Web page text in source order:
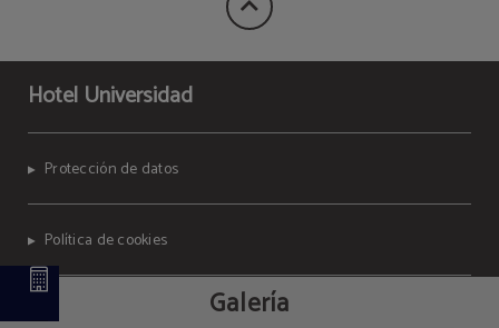
Galería
Hotel Universidad
Protección de datos
Política de cookies